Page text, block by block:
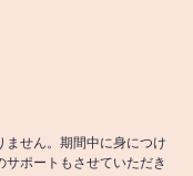
せん。期間中に身につけ
ポートもさせていただき